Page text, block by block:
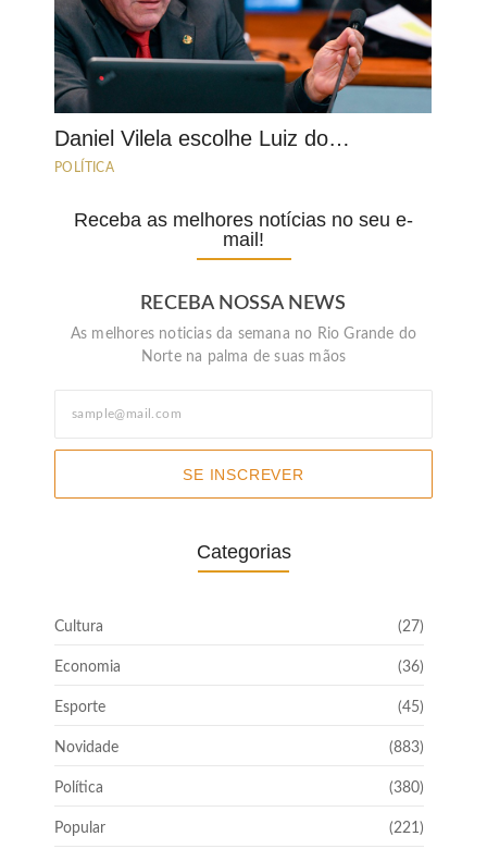
Daniel Vilela escolhe Luiz do…
POLÍTICA
Receba as melhores notícias no seu e-
mail!
RECEBA NOSSA NEWS
As melhores noticias da semana no Rio Grande do
Norte na palma de suas mãos
SE INSCREVER
Categorias
Cultura (27)
Economia (36)
Esporte (45)
Novidade (883)
Política (380)
Popular (221)